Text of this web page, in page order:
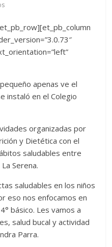
pequeño apenas ve el
instaló en el Colegio
organizadas por
y Dietética con el
saludables entre
Serena.
saludables en los niños
eso nos enfocamos en
básico. Les vamos a
salud bucal y actividad
Parra.